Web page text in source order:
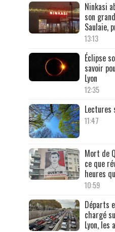
Ninkasi
son
Saulaie,
13:13
Éclipse
savoir
Lyon
12:35
Lectures
11:47
Mort de
ce que
heures
10:59
Départs
chargé
Lyon, les